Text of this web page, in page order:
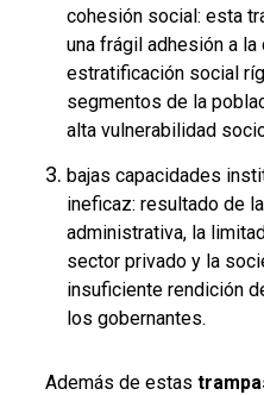
cohesión social: esta
una frágil adhesión a la
estratificación social
segmentos de la
alta vulnerabilidad
bajas capacidades
ineficaz: resultado de
administrativa, la
sector privado y la
insuficiente rendición
los gobernantes.
Además de estas